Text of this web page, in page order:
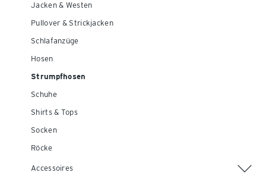
Jacken & Westen
Pullover & Strickjacken
Schlafanzüge
Hosen
Strumpfhosen
Schuhe
Shirts & Tops
Socken
Röcke
Accessoires